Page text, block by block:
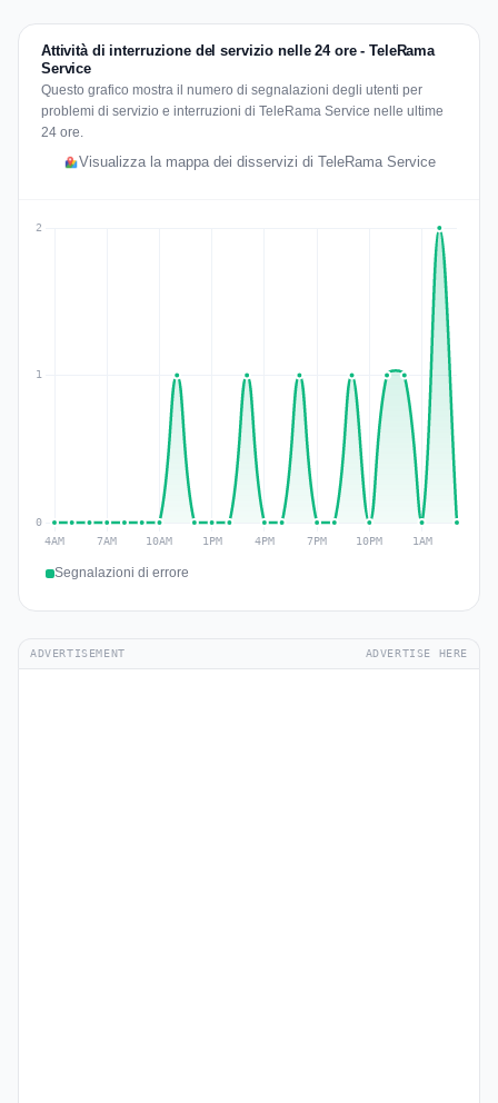
Attività di interruzione del servizio nelle 24 ore - TeleRama
Service
Questo grafico mostra il numero di segnalazioni degli utenti per
problemi di servizio e interruzioni di TeleRama Service nelle ultime
24 ore.
Visualizza la mappa dei disservizi di TeleRama Service
Segnalazioni di errore
ADVERTISEMENT ADVERTISE HERE